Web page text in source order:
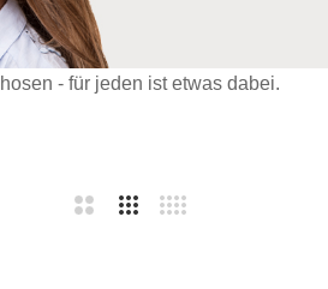
- für jeden ist etwas dabei.